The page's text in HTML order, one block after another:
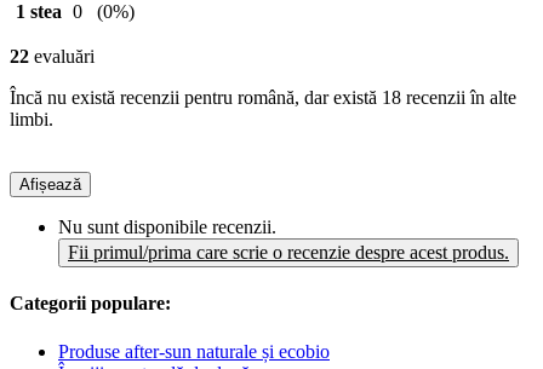
1 stea 0 (0%)
22 evaluări
Încă nu există recenzii pentru română, dar există 18 recenzii în alte
limbi.
Afișează
Nu sunt disponibile recenzii.
Fii primul/prima care scrie o recenzie despre acest produs.
Categorii populare:
Produse after-sun naturale și ecobio